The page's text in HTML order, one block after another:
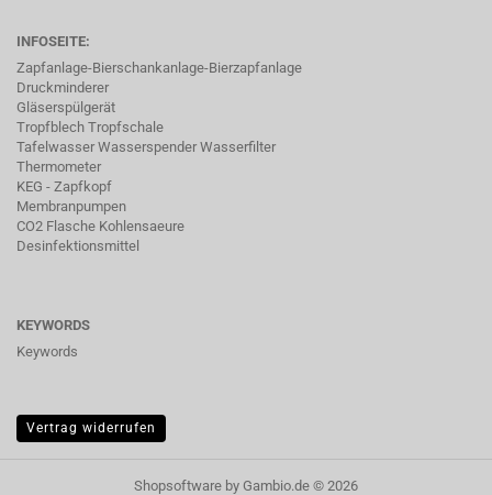
INFOSEITE:
Zapfanlage-Bierschankanlage-Bierzapfanlage
Druckminderer
Gläserspülgerät
Tropfblech Tropfschale
Tafelwasser Wasserspender Wasserfilter
Thermometer
KEG - Zapfkopf
Membranpumpen
CO2 Flasche Kohlensaeure
Desinfektionsmittel
KEYWORDS
Keywords
Vertrag widerrufen
Shopsoftware by Gambio.de © 2026